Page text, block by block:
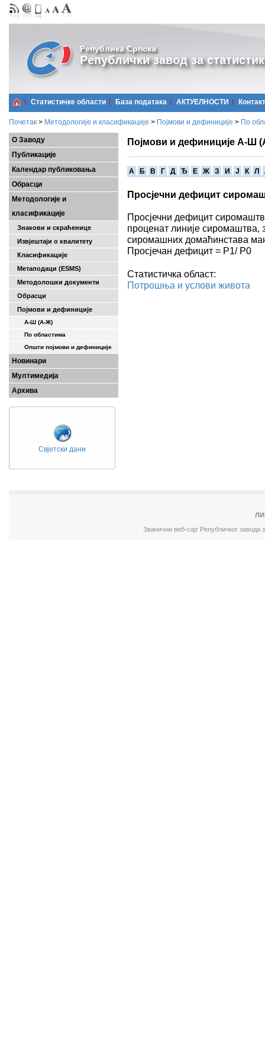
Република Српска
Републички завод за
Статистичке области Базa података АКТУЕЛНОСТИ Контакт
Почетак > Методологије и класификације > Појмови и дефиниције > По
О Заводу
Публикације
Календар публиковања
Обрасци
Методологије и
класификације
Знакови и скраћенице
Извјештаји о квалитету
Класификације
Метаподаци (ESMS)
Методолошки документи
Обрасци
Појмови и дефиниције
А-Ш (A-Ж)
По областима
Општи појмови и дефиниције
Новинари
Мултимедија
Архива
Свјетски дани
Појмови и дефиниције А-Ш
A Б В Г Д Ђ Е Ж З И Ј К Л
Просјечни дефицит
Просјечни дефицит
проценат линије сиромаштва,
сиромашних домаћинстава
Просјечан дефицит = P1/ P0
Статистичка област:
Потрошња и услови живота
Званични веб-сајт Републичког